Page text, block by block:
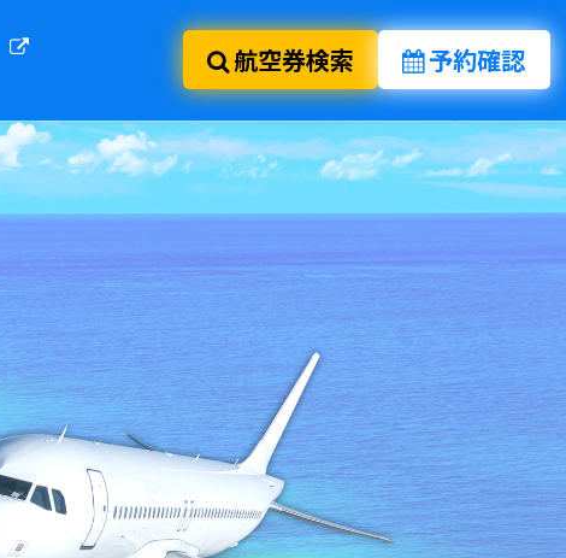
航空券検索 予約確認